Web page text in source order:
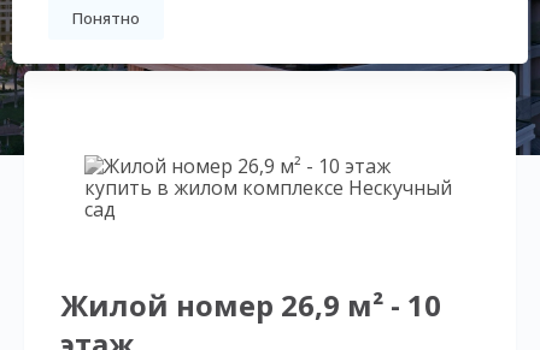
Понятно
Вернуться на страницу гостиничного
Жилой номер 26,9 м² - 10